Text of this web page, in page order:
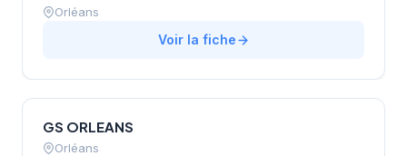
Orléans
Voir la fiche
GS ORLEANS
Orléans